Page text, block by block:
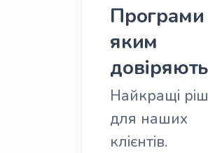
Програми
яким
довіряють
Найкращі
для наших
клієнтів.